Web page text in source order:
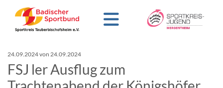
24.09.2024von 24.09.2024
FSJ ler Ausflug zum